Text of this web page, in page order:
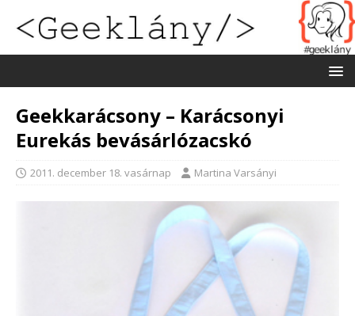
Geekkarácsony – Karácsonyi
Eurekás bevásárlózacskó
2011. december 18. vasárnap Martina Varsányi